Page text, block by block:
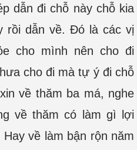
dẫn đi chỗ này chỗ kia
rồi dẫn về. Đó là các vị
cho mình nên cho đi
cho đi mà tự ý đi chỗ
về thăm ba má, nghe
về thăm có làm gì lợi
về làm bận rộn năm